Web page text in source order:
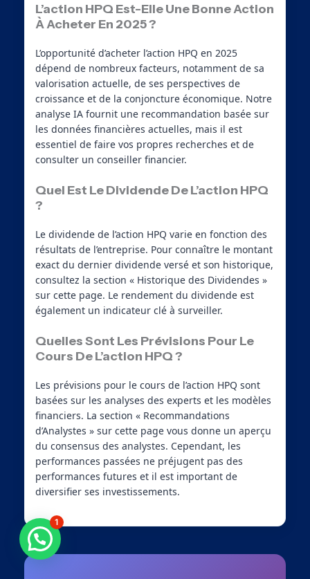
L’action HPQ Est-Elle Une Bonne Action
À Acheter En 2025 ?
L’opportunité d’acheter l’action HPQ en 2025
dépend de nombreux facteurs, notamment de sa
valorisation actuelle, de ses perspectives de
croissance et de la conjoncture économique. Notre
analyse IA fournit une recommandation basée sur
les données financières actuelles, mais il est
essentiel de faire vos propres recherches et de
consulter un conseiller financier.
Quel Est Le Dividende De L’action HPQ
?
Le dividende de l’action HPQ varie en fonction des
résultats de l’entreprise. Pour connaître le montant
exact du dernier dividende versé et son historique,
consultez la section « Historique des Dividendes »
sur cette page. Le rendement du dividende est
également un indicateur clé à surveiller.
Quelles Sont Les Prévisions Pour Le
Cours De L’action HPQ ?
Les prévisions pour le cours de l’action HPQ sont
basées sur les analyses des experts et les modèles
financiers. La section « Recommandations
d’Analystes » sur cette page vous donne un aperçu
du consensus des analystes. Cependant, les
performances passées ne préjugent pas des
performances futures et il est important de
diversifier ses investissements.
1